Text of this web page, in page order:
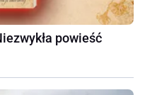
powieść